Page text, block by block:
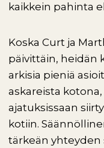
kaikkein pahinta
Koska Curt ja
päivittäin, heidän
arkisia pieniä
askareista
ajatuksissaan
kotiin.
tärkeän yhteyden